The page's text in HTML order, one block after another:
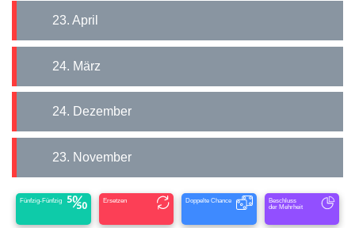
23. April
24. März
24. Dezember
23. November
Fünfzig-Fünfzig Ersetzen Doppelte Chance
Beschluss
der Mehrheit